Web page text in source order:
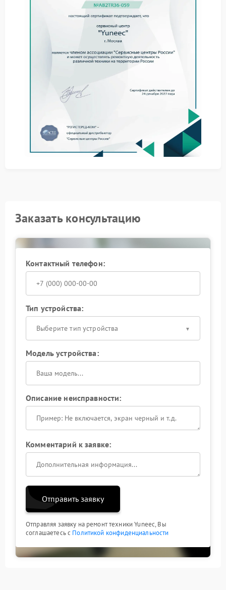
самостоятельного разбора дрона могут привести к
дополнительным повреждениям.
Сервис Yuneec обеспечивает комплексное
замену неисправных компонентов на
оригинальные запчасти бренда;
тестирование качества изображения в разных
режимах съёмки.
получаете официальный документ о проведённых
работах и гарантию на выполненный ремонт.
Заказать консультацию
Контактный телефон:
Тип устройства:
Выберите тип устройства
Модель устройства:
Описание неисправности:
Комментарий к заявке:
Отправить заявку
Отправляя заявку на ремонт техники Yuneec, Вы
соглашаетесь с Политикой конфиденциальности